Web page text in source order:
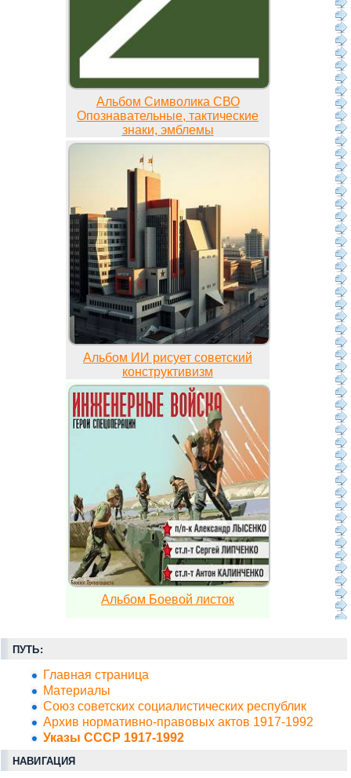
Альбом Символика СВО
Опознавательные, тактические
знаки, эмблемы
Альбом ИИ рисует советский
конструктивизм
Альбом Боевой листок
ПУТЬ:
Главная страница
Материалы
Союз советских социалистических республик
Архив нормативно-правовых актов 1917-1992
Указы СССР 1917-1992
НАВИГАЦИЯ